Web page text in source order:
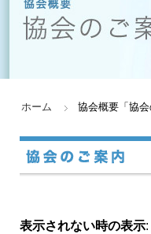
ホーム 協会概要「協
表示されない時の表示: